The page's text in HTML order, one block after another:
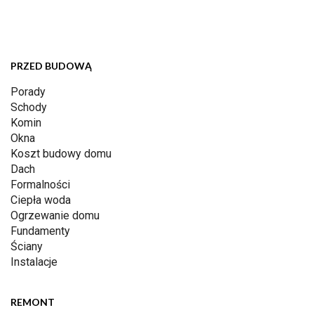
PRZED BUDOWĄ
Porady
Schody
Komin
Okna
Koszt budowy domu
Dach
Formalności
Ciepła woda
Ogrzewanie domu
Fundamenty
Ściany
Instalacje
REMONT